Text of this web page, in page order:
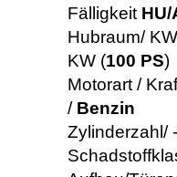
Fälligkeit HU/
Hubraum/
KW (100 PS)
Motorart /
/ Benzin
Zylinderzahl/